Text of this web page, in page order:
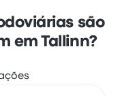
são
em Tallinn?